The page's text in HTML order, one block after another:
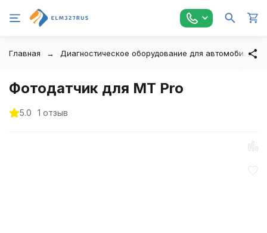
Главная Диагностическое оборудование для автомобилей
Фотодатчик для MT Pro
5.0 1 отзыв